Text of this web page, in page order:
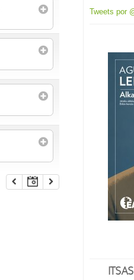
Tweets por